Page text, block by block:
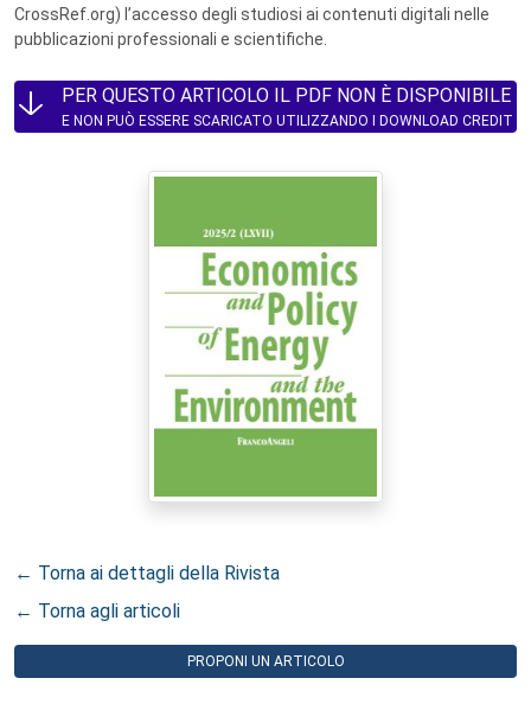
CrossRef.org) l’accesso degli studiosi ai contenuti digitali nelle
pubblicazioni professionali e scientifiche.
PER QUESTO ARTICOLO IL PDF NON È DISPONIBILE
E NON PUÒ ESSERE SCARICATO UTILIZZANDO I DOWNLOAD CREDIT
← Torna ai dettagli della Rivista
← Torna agli articoli
PROPONI UN ARTICOLO